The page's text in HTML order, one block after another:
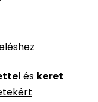
és keret